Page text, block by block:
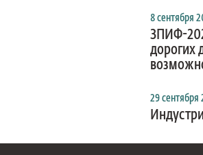
8 сентября
ЗПИФ-
дорогих
29 сентября